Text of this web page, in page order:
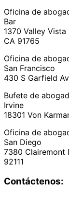
Oficina de
Bar
1370 Valley
CA 91765
Oficina de
San Francisco
430 S Garfield
Bufete de
Irvine
18301 Von
Oficina de
San Diego
7380 Clairemont
92111
Contáctenos: